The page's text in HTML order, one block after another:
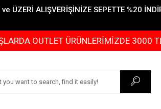
ÜZERİ ALIŞVERİŞİNİZE SEPETTE %20
ÜRÜNLERİMİZDE 3000 TL ve